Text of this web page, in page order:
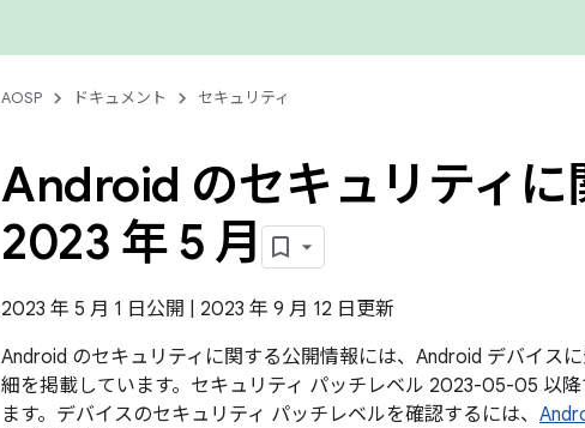
AOSP ドキュメント セキュリティ
Android のセキュリティに
2023 年 5 月
2023 年 5 月 1 日公開 | 2023 年 9 月 12 日更新
Android のセキュリティに関する公開情報には、Android デバイス
細を掲載しています。セキュリティ パッチレベル 2023-05-05 以
ます。デバイスのセキュリティ パッチレベルを確認するには、